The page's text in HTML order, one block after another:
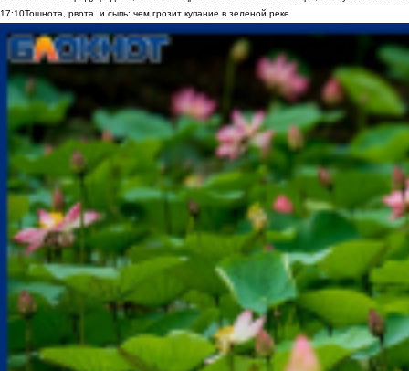
17:10Тошнота, рвота и сыпь: чем грозит купание в зеленой реке